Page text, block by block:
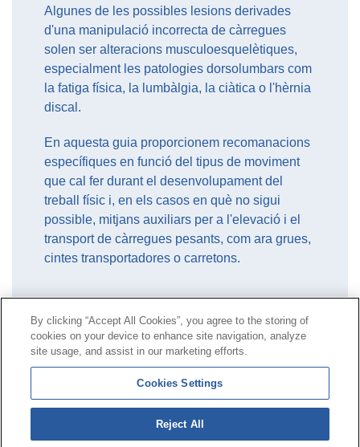
Algunes de les possibles lesions derivades
d'una manipulació incorrecta de càrregues
solen ser alteracions musculoesquelètiques,
especialment les patologies dorsolumbars com
la fatiga física, la lumbàlgia, la ciàtica o l'hèrnia
discal.
En aquesta guia proporcionem recomanacions
específiques en funció del tipus de moviment
que cal fer durant el desenvolupament del
treball físic i, en els casos en què no sigui
possible, mitjans auxiliars per a l'elevació i el
transport de càrregues pesants, com ara grues,
cintes transportadores o carretons.
Contacte |Perfil del contractant|Reclamacions
Línia Universal 900 203 203|Zona Privada Comissió de
Prestacions Especials|Zona Privada Proveïdor Sanitari
© Mutua Universal 2026| Mapa del web
By clicking “Accept All Cookies”, you agree to the storing of
cookies on your device to enhance site navigation, analyze
site usage, and assist in our marketing efforts.
Cookies Settings
Reject All